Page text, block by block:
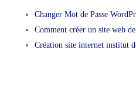
Changer Mot de Passe
Comment créer un site web
Création site internet institut